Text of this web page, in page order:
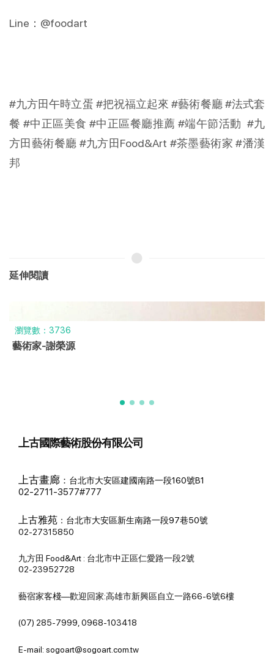
Line：@foodart
#九方田午時立蛋 #把祝福立起來 #藝術餐廳 #法式套
餐 #中正區美食 #中正區餐廳推薦 #端午節活動 #九
方田藝術餐廳 #九方田Food&Art #茶墨藝術家 #潘漢
邦
延伸閱讀
瀏覽數：3736
藝術家-謝榮源
上古國際藝術股份有限公司
上古畫廊 ： 台北市大安區建國南路一段160號B1
02-2711-3577#777
上古雅苑 ： 台北市大安區新生南路一段97巷50號
02-27315850
九方田 Food&Art : 台北市中正區仁愛路一段2號
02-23952728
藝宿家客棧—歡迎回家:高雄市新興區自立一路66-6號6樓
(07) 285-7999, 0968-103418
E-mail: sogoart@sogoart.com.tw